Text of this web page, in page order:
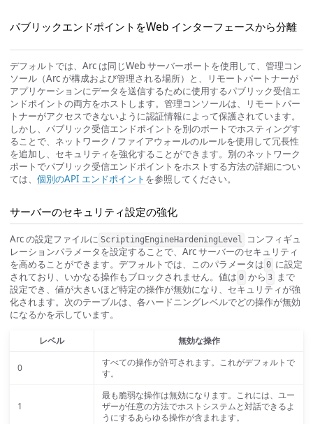
パブリックエンドポイントをWeb インターフェースから分離
デフォルトでは、Arc は同じWeb サーバーポートを使用して、管理コン
ソール（Arc が構成および管理される場所）と、リモートパートナーが
アプリケーションにデータを送信するために使用するパブリック受信エ
ンドポイントの両方をホストします。管理コンソールは、リモートパー
トナーがアクセスできないように認証情報によって保護されています。
しかし、パブリック受信エンドポイントを別のポートでホスティングす
ることで、ネットワーク / ファイアウォールのルールを使用して冗長性
を追加し、セキュリティを強化することができます。別のネットワーク
ポートでパブリック受信エンドポイントをホストする方法の詳細につい
ては、 個別のAPI エンドポイント を参照してください。
サーバーのセキュリティ設定の強化
Arc の設定ファイルに ScriptingEngineHardeningLevel
コンフィギュ
レーションパラメータを設定することで、Arc サーバーのセキュリティ
を高めることができます。デフォルトでは、このパラメータは 0 に設定
されており、いかなる操作もブロックされません。値は 0 から 3 まで
設定でき、値が大きいほど特定の操作が無効になり、セキュリティが強
化されます。次のテーブルは、各ハードニングレベルでどの操作が無効
になるかを示しています。
レベル 無効な操作
0
すべての操作が許可されます。これがデフォルトで
す。
1
最も脆弱な操作は無効になります。これには、ユー
ザーが任意の方法でホストシステムと対話できるよ
うにするあらゆる操作が含まれます。